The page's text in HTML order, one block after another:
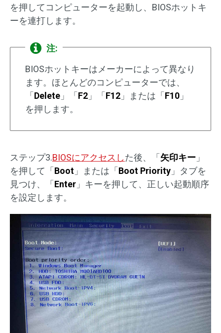
を押してコンピューターを起動し、BIOSホットキ
ーを連打します。
注:
BIOSホットキーはメーカーによって異なり
ます。ほとんどのコンピューターでは、
「 Delete 」「 F2 」「 F12 」または「 F10 」
を押します。
ステップ3.BIOSにアクセスした後、「 矢印キー 」
を押して「 Boot 」または「 Boot Priority 」タブを
見つけ、「 Enter 」キーを押して、正しい起動順序
を設定します。